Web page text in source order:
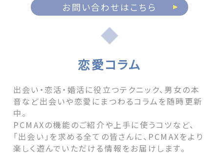
お問い合わせはこちら
恋愛コラム
出会い・恋活・婚活に役立つテクニック、男女の本
音など出会いや恋愛にまつわるコラムを随時更新
中。
PCMAXの機能のご紹介や上手に使うコツなど、
「出会い」を求める全ての皆さんに、PCMAXをより
楽しく遊んでいただける情報をお届けします。